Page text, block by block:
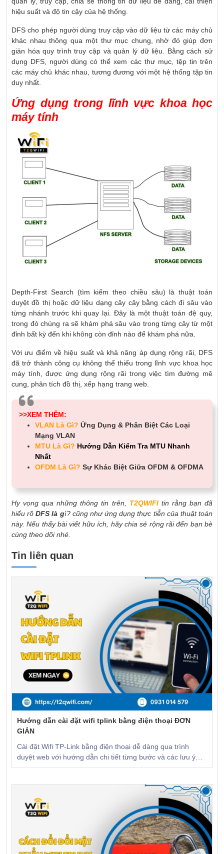
hiệu suất và độ tin cậy của hệ thống.
DFS cho phép người dùng truy cập vào dữ liệu từ các máy chủ
khác nhau thông qua một thư mục chung, nhờ đó giúp đơn
giản hóa quy trình truy cập và quản lý dữ liệu. Bằng cách sử
dụng DFS, người dùng có thể xem các thư mục, tệp tin trên
các máy chủ khác nhau, tương đương với một hệ thống tập tin
duy nhất.
Ứng dụng trong lĩnh vực khoa học
máy tính
Depth-First Search (tìm kiếm theo chiều sâu) là thuật toán
duyệt đồ thị hoặc dữ liệu dạng cây cây bằng cách đi sâu vào
từng nhánh trước khi quay lại. Đây là một thuật toán đệ quy,
trong đó chúng ra sẽ khám phá sâu vào trong từng cây từ một
đỉnh bất kỳ đến khi không còn đỉnh nào để khám phá nữa.
Với ưu điểm về hiệu suất và khả năng áp dụng rộng rãi, DFS
đã trở thành công cụ không thể thiếu trong lĩnh vực khoa học
máy tính, được ứng dụng rộng rãi trong việc tìm đường mê
cung, phân tích đồ thị, xếp hạng trang web.
>>XEM THÊM:
VLAN Là Gì? Ứng Dụng & Phân Biệt Các Loại
Mạng VLAN
MTU Là Gì? Hướng Dẫn Kiểm Tra MTU Nhanh
Nhất
OFDM Là Gì? Sự Khác Biệt Giữa OFDM & OFDMA
Hy vọng qua những thông tin trên, T2QWIFItin rằng bạn đã
hiểu rõ DFS là gì? cũng như ứng dụng thực tiễn của thuật toán
này. Nếu thấy bài viết hữu ích, hãy chia sẻ rộng rãi đến bạn bè
cùng theo dõi nhé.
Tin liên quan
Hướng dẫn cài đặt wifi tplink bằng điện thoại ĐƠN
GIẢN
Cài đặt Wifi TP-Link bằng điện thoại dễ dàng qua trình
duyệt web với hướng dẫn chi tiết từng bước và các lưu ý
quan trọng. CLICK để xem!